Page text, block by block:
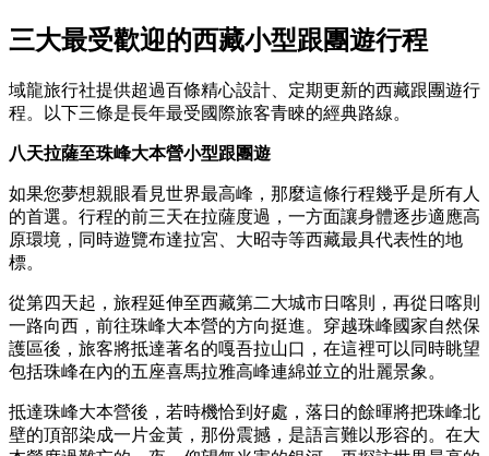
三大最受歡迎的西藏小型跟團遊行程
域龍旅行社提供超過百條精心設計、定期更新的西藏跟團遊行
程。以下三條是長年最受國際旅客青睞的經典路線。
八天拉薩至珠峰大本營小型跟團遊
如果您夢想親眼看見世界最高峰，那麼這條行程幾乎是所有人
的首選。行程的前三天在拉薩度過，一方面讓身體逐步適應高
原環境，同時遊覽布達拉宮、大昭寺等西藏最具代表性的地
標。
從第四天起，旅程延伸至西藏第二大城市日喀則，再從日喀則
一路向西，前往珠峰大本營的方向挺進。穿越珠峰國家自然保
護區後，旅客將抵達著名的嘎吾拉山口，在這裡可以同時眺望
包括珠峰在內的五座喜馬拉雅高峰連綿並立的壯麗景象。
抵達珠峰大本營後，若時機恰到好處，落日的餘暉將把珠峰北
壁的頂部染成一片金黃，那份震撼，是語言難以形容的。在大